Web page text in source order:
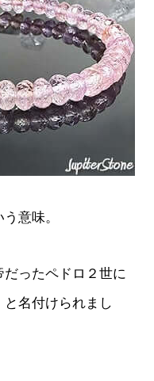
意味。
だったペドロ２世に
名付けられまし